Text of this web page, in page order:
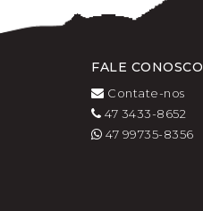
FALE CONOSCO
Contate-nos
47 3433-8652
47 99735-8356